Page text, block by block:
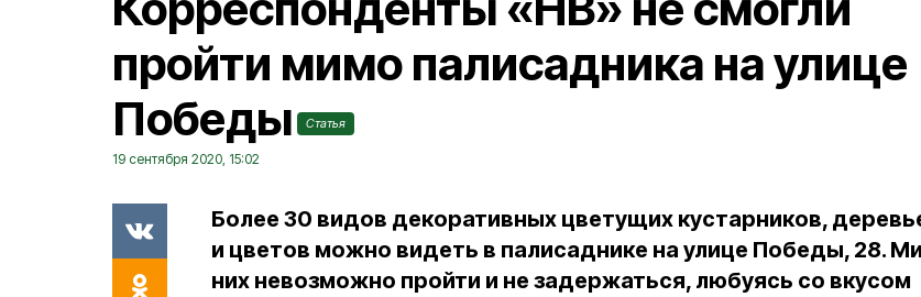
пройти мимо палисадника на улице
Победы
Статья
19 сентября 2020, 15:02
Более 30 видов декоративных цветущих кустарников,
и цветов можно видеть в палисаднике на улице Победы, 28.
них невозможно пройти и не задержаться, любуясь со вкусом